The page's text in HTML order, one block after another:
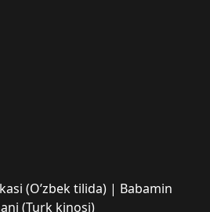
(O’zbek tilida) | Babamin
(Turk kinosi)